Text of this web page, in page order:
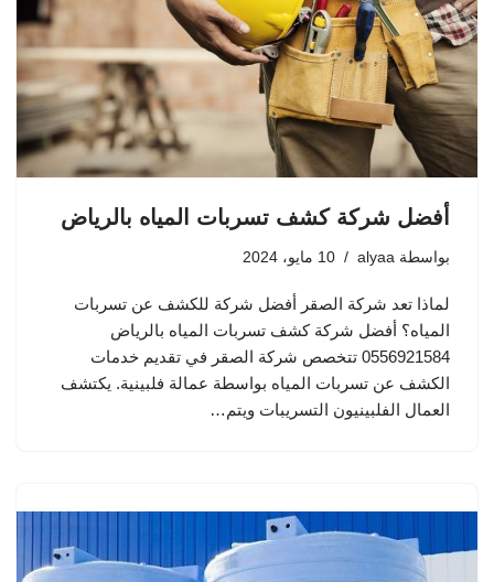
أفضل شركة كشف تسربات المياه بالرياض
بواسطة alyaa 10 مايو، 2024
لماذا تعد شركة الصقر أفضل شركة للكشف عن تسربات
المياه؟ أفضل شركة كشف تسربات المياه بالرياض
0556921584 تتخصص شركة الصقر في تقديم خدمات
الكشف عن تسربات المياه بواسطة عمالة فلبينية. يكتشف
العمال الفلبينيون التسريبات ويتم…